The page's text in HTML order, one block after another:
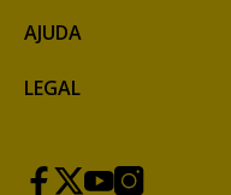
AJUDA
LEGAL